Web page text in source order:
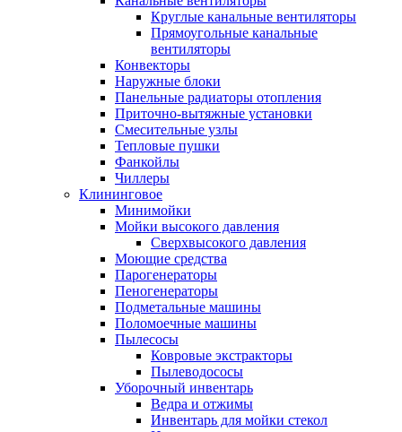
Круглые канальные вентиляторы
Прямоугольные канальные
вентиляторы
Конвекторы
Наружные блоки
Панельные радиаторы отопления
Приточно-вытяжные установки
Смесительные узлы
Тепловые пушки
Фанкойлы
Чиллеры
Клининговое
Минимойки
Мойки высокого давления
Сверхвысокого давления
Моющие средства
Парогенераторы
Пеногенераторы
Подметальные машины
Поломоечные машины
Пылесосы
Ковровые экстракторы
Пылеводососы
Уборочный инвентарь
Ведра и отжимы
Инвентарь для мойки стекол